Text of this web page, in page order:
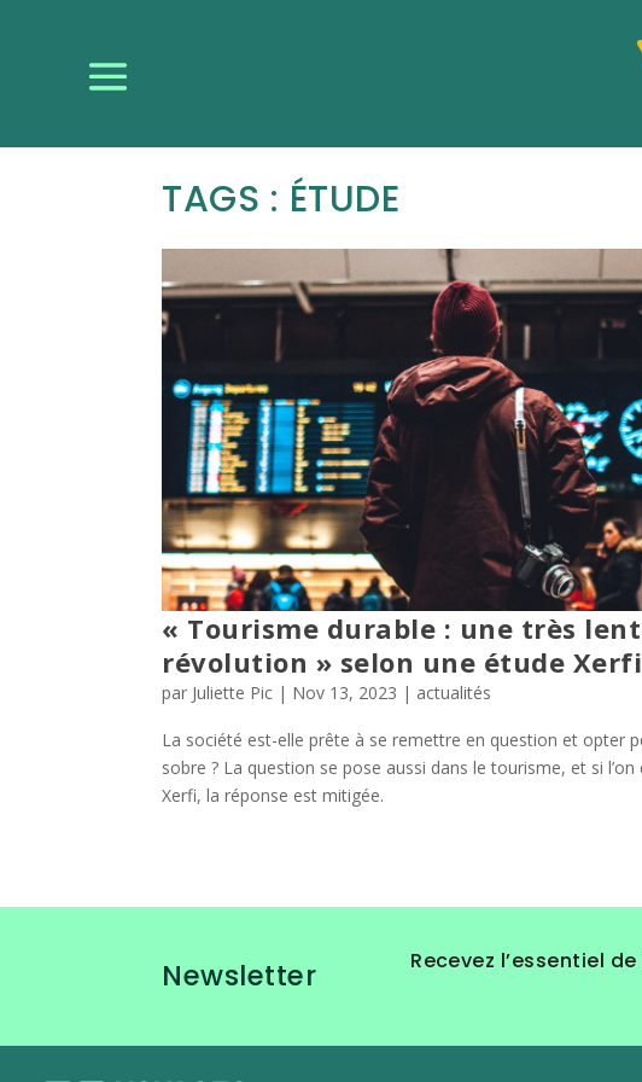
TAGS : ÉTUDE
« Tourisme durable : une très
révolution » selon une étude Xerfi
par Juliette Pic | Nov 13, 2023 | actualités
La société est-elle prête à se remettre en question et opter
sobre ? La question se pose aussi dans le tourisme, et si
Xerfi, la réponse est mitigée.
Newsletter
Recevez l’essentiel